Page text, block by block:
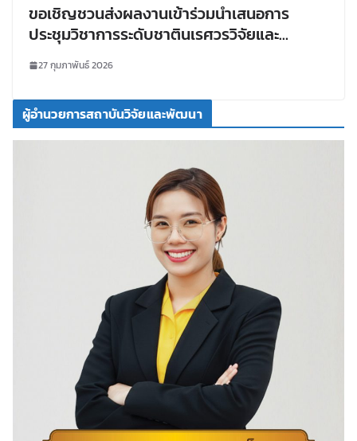
ขอเชิญชวนส่งผลงานเข้าร่วมนำเสนอการ
ประชุมวิชาการระดับชาตินเรศวรวิจัยและ
นวัตกรรม ครั้งที่ 22 “Greenism for inclusive
innovation”
27 กุมภาพันธ์ 2026
ผู้อำนวยการสถาบันวิจัยและพัฒนา